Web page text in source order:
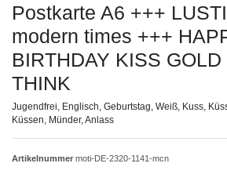
Postkarte A6 +++
modern times +++
BIRTHDAY KISS
THINK
Jugendfrei, Englisch, Geburtstag, Weiß, Kuss,
Küssen, Münder, Anlass
Artikelnummer moti-DE-2320-1141-mcn